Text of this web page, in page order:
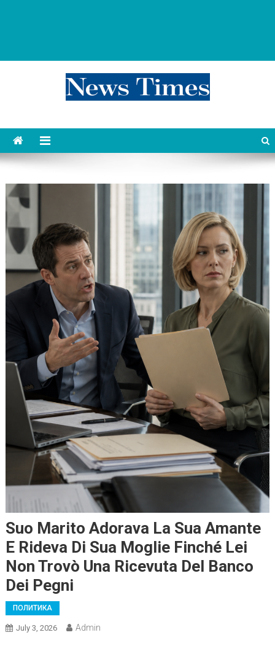
Suo Marito Adorava La Sua Amante
E Rideva Di Sua Moglie Finché Lei
Non Trovò Una Ricevuta Del Banco
Dei Pegni
ПОЛИТИКА
July 3, 2026 Admin